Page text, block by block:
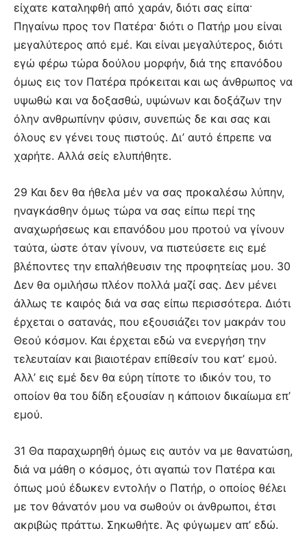
είχατε καταληφθή από χαράν, διότι σας είπα·
Πηγαίνω προς τον Πατέρα· διότι ο Πατήρ μου είναι
μεγαλύτερος από εμέ. Και είναι μεγαλύτερος, διότι
εγώ φέρω τώρα δούλου μορφήν, διά της επανόδου
όμως εις τον Πατέρα πρόκειται και ως άνθρωπος να
υψωθώ και να δοξασθώ, υψώνων και δοξάζων την
όλην ανθρωπίνην φύσιν, συνεπώς δε και σας και
όλους εν γένει τους πιστούς. Δι’ αυτό έπρεπε να
χαρήτε. Αλλά σείς ελυπήθητε.
29 Και δεν θα ήθελα μέν να σας προκαλέσω λύπην,
ηναγκάσθην όμως τώρα να σας είπω περί της
αναχωρήσεως και επανόδου μου προτού να γίνουν
ταύτα, ώστε όταν γίνουν, να πιστεύσετε εις εμέ
βλέποντες την επαλήθευσιν της προφητείας μου. 30
Δεν θα ομιλήσω πλέον πολλά μαζί σας. Δεν μένει
άλλως τε καιρός διά να σας είπω περισσότερα. Διότι
έρχεται ο σατανάς, που εξουσιάζει τον μακράν του
Θεού κόσμον. Και έρχεται εδώ να ενεργήση την
τελευταίαν και βιαιοτέραν επίθεσίν του κατ’ εμού.
Αλλ’ εις εμέ δεν θα εύρη τίποτε το ιδικόν του, το
οποίον θα του δίδη εξουσίαν η κάποιον δικαίωμα επ’
εμού.
31 Θα παραχωρηθή όμως εις αυτόν να με θανατώση,
διά να μάθη ο κόσμος, ότι αγαπώ τον Πατέρα και
όπως μού έδωκεν εντολήν ο Πατήρ, ο οποίος θέλει
με τον θάνατόν μου να σωθούν οι άνθρωποι, έτσι
ακριβώς πράττω. Σηκωθήτε. Άς φύγωμεν απ’ εδώ.